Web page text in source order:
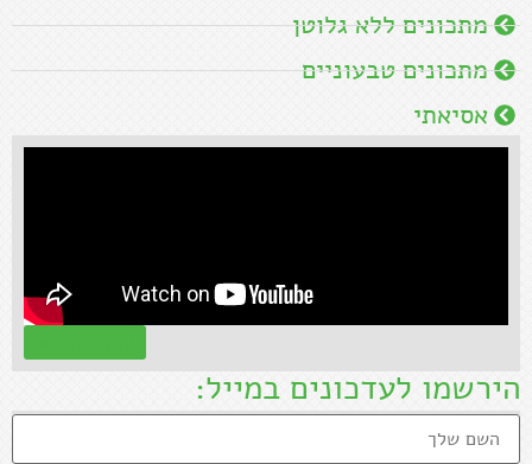
מתכונים ללא גלוטן
מתכונים טבעוניים
אסיאתי
הירשמו לעדכונים במייל: